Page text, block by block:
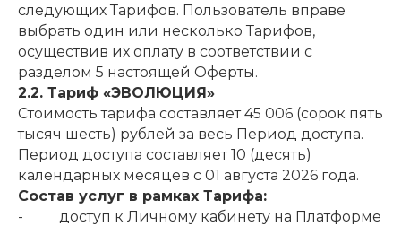
следующих Тарифов. Пользователь вправе
выбрать один или несколько Тарифов,
осуществив их оплату в соответствии с
разделом 5 настоящей Оферты.
2.2. Тариф «ЭВОЛЮЦИЯ»
Стоимость тарифа составляет 45 006 (сорок пять
тысяч шесть) рублей за весь Период доступа.
Период доступа составляет 10 (десять)
календарных месяцев с 01 августа 2026 года.
Состав услуг в рамках Тарифа:
- доступ к Личному кабинету на Платформе